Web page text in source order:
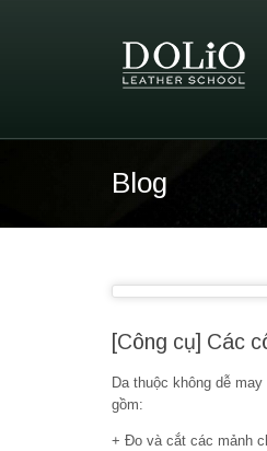
Blog
[Công cụ] Các
Da thuộc không dễ
gồm:
+ Đo và cắt các mảnh